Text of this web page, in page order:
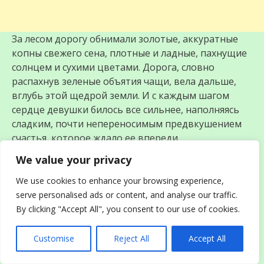
We value your privacy
We use cookies to enhance your browsing experience,
serve personalised ads or content, and analyse our traffic.
By clicking "Accept All", you consent to our use of cookies.
Customise Reject All Accept All
За лесом дорогу обнимали золотые, аккуратные
копны свежего сена, плотные и ладные, пахнущие
солнцем и сухими цветами. Дорога, словно
распахнув зеленые объятия чащи, вела дальше,
вглубь этой щедрой земли. И с каждым шагом
сердце девушки билось все сильнее, наполняясь
сладким, почти непереносимым предвкушением
счастья, которое ждало ее впереди.